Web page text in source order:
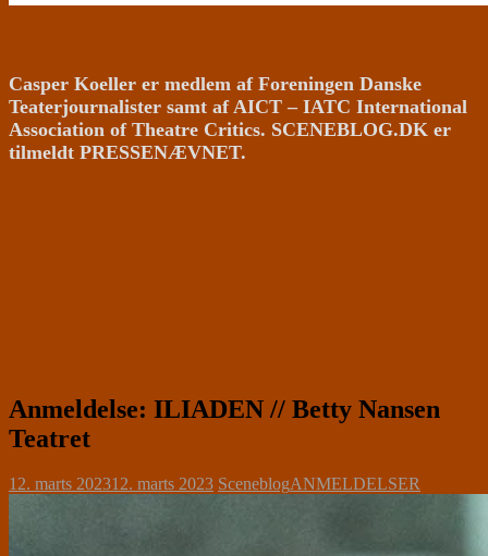
Casper Koeller er medlem af Foreningen Danske
Teaterjournalister samt af AICT – IATC International
Association of Theatre Critics. SCENEBLOG.DK er
tilmeldt PRESSENÆVNET.
Anmeldelse: ILIADEN // Betty Nansen
Teatret
12. marts 202312. marts 2023 SceneblogANMELDELSER